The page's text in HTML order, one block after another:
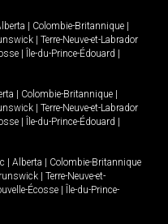
Colombie-Britannique
Terre-Neuve-et-Labrador
Île-du-Prince-Édouard
Colombie-Britannique
Terre-Neuve-et-Labrador
Île-du-Prince-Édouard
Alberta
Colombie-Britannique
Terre-Neuve-et-
Écosse
Île-du-Prince-